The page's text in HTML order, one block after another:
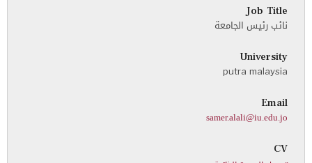
Job Title
نائب رئيس الجامعة
University
putra malaysia
Email
samer.alali@iu.edu.jo
CV